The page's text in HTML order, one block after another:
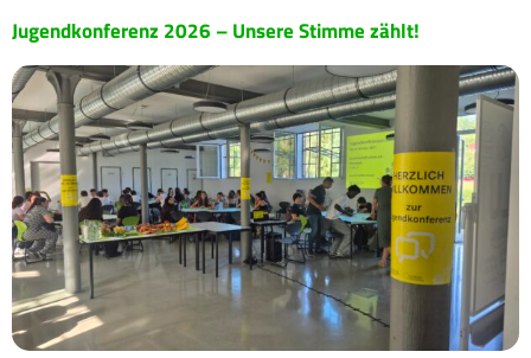
Jugendkonferenz 2026 – Unsere Stimme zählt!